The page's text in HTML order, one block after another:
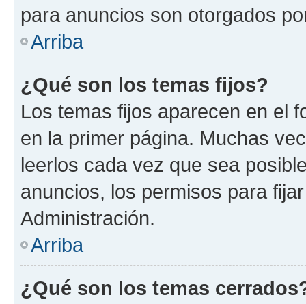
para anuncios son otorgados
Arriba
¿Qué son los temas fijos?
Los temas fijos aparecen en el
en la primer página. Muchas
leerlos cada vez que sea
anuncios, los permisos para
Administración.
Arriba
¿Qué son los temas